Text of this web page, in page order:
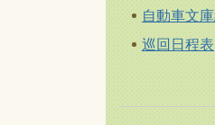
自動車文
巡回日程表